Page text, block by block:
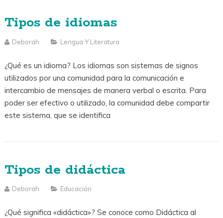
Tipos de idiomas
Deborah Lengua Y Literatura
¿Qué es un idioma? Los idiomas son sistemas de signos
utilizados por una comunidad para la comunicación e
intercambio de mensajes de manera verbal o escrita. Para
poder ser efectivo o utilizado, la comunidad debe compartir
este sistema, que se identifica
Tipos de didáctica
Deborah Educación
¿Qué significa «didáctica»? Se conoce como Didáctica al